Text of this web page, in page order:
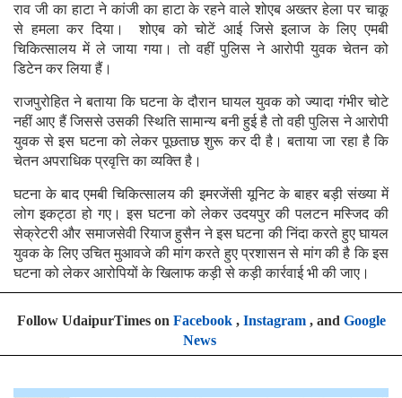
राव जी का हाटा ने कांजी का हाटा के रहने वाले शोएब अख्तर हेला पर चाकू
से हमला कर दिया। शोएब को चोटें आई जिसे इलाज के लिए एमबी
चिकित्सालय में ले जाया गया। तो वहीं पुलिस ने आरोपी युवक चेतन को
डिटेन कर लिया हैं।
राजपुरोहित ने बताया कि घटना के दौरान घायल युवक को ज्यादा गंभीर चोटे
नहीं आए हैं जिससे उसकी स्थिति सामान्य बनी हुई है तो वही पुलिस ने आरोपी
युवक से इस घटना को लेकर पूछताछ शुरू कर दी है। बताया जा रहा है कि
चेतन अपराधिक प्रवृत्ति का व्यक्ति है।
घटना के बाद एमबी चिकित्सालय की इमरजेंसी यूनिट के बाहर बड़ी संख्या में
लोग इकट्ठा हो गए। इस घटना को लेकर उदयपुर की पलटन मस्जिद की
सेक्रेटरी और समाजसेवी रियाज हुसैन ने इस घटना की निंदा करते हुए घायल
युवक के लिए उचित मुआवजे की मांग करते हुए प्रशासन से मांग की है कि इस
घटना को लेकर आरोपियों के खिलाफ कड़ी से कड़ी कार्रवाई भी की जाए।
Follow UdaipurTimes on Facebook, Instagram, and Google
News